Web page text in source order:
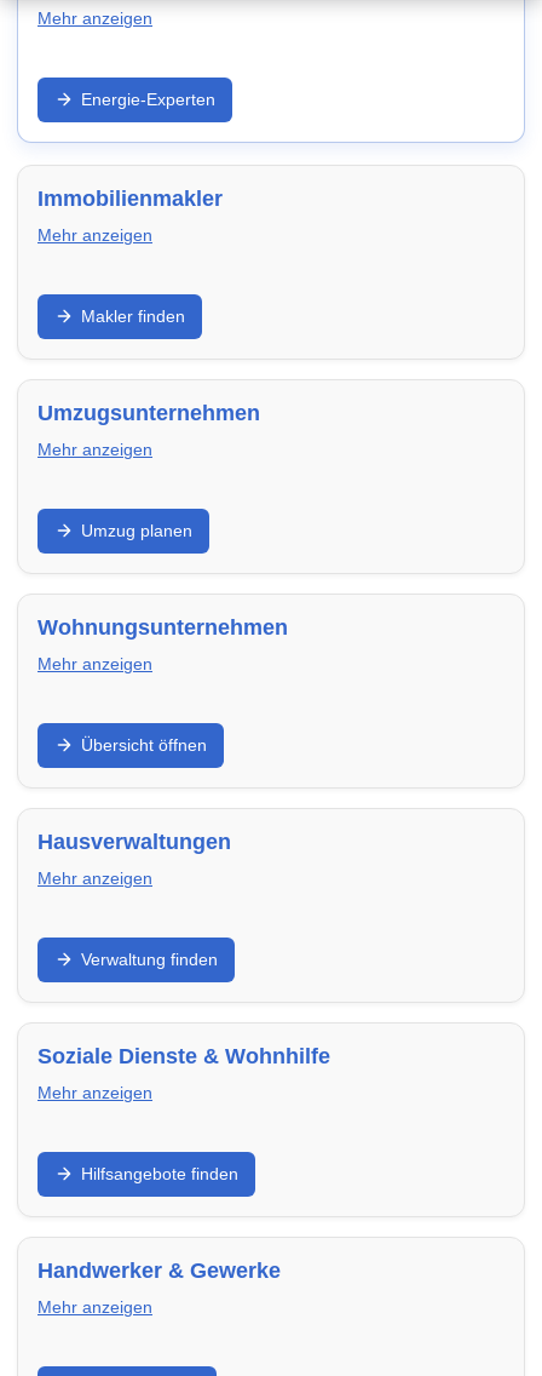
Mehr anzeigen
Strom/Gas, Wärmepumpe, PV und Effizienz: Entdecke
Anbieter und Experten in Pforzheim – für niedrigere
laufende Kosten und zukunftssichere Modernisierung.
Energie-Experten
Immobilienmakler
Mehr anzeigen
Verkauf, Vermietung, Bewertung und Vermarktung:
Finde Makler in Pforzheim, die Objektaufnahme,
Exposé, Besichtigungen und Verhandlung
Makler finden
Umzugsunternehmen
Mehr anzeigen
Privatumzug, Transport, Verpackung und Montage:
Vergleiche Umzugsfirmen in Pforzheim – transparent,
terminsicher und passend zu deinem Umfang.
Umzug planen
Wohnungsunternehmen
Mehr anzeigen
Finde regionale Wohnungsunternehmen,
Genossenschaften und Vermieter in Pforzheim – mit
freien Wohnungen, klaren Prozessen und
Übersicht öffnen
Hausverwaltungen
Mehr anzeigen
WEG-, Miet- und Objektverwaltung: Finde
Hausverwaltungen in Pforzheim für Abrechnung,
Instandhaltung, Kommunikation und professionelle
Verwaltung finden
Soziale Dienste & Wohnhilfe
Mehr anzeigen
Unterstützung bei Wohnungssuche,
Wohnraumsicherung oder schwierigen Lebenslagen:
Finde Beratungsstellen und Hilfsangebote in
Hilfsangebote finden
Handwerker & Gewerke
Mehr anzeigen
Renovieren, sanieren, modernisieren: Finde